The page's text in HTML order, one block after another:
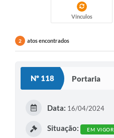
Vínculos
2 atos encontrados
Nº 118 Portaria
Data: 16/04/2024
Situação: EM VIGOR